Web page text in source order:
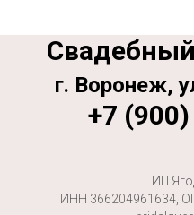
г. Воронеж,
+7
ИП
ИНН 366204961634,